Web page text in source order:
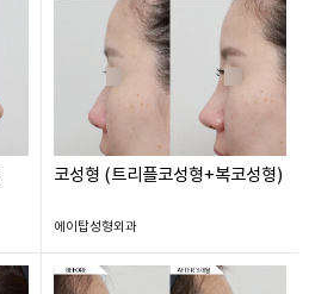
코성형 (트리플코성형+복코성형)
에이탑성형외과